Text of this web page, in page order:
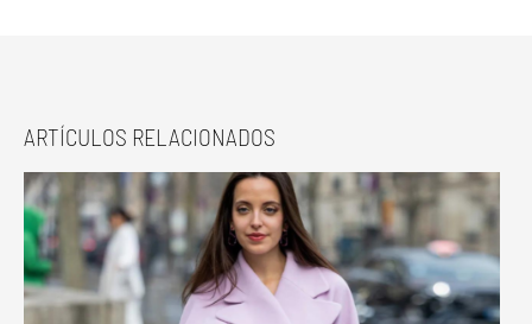
ARTÍCULOS RELACIONADOS